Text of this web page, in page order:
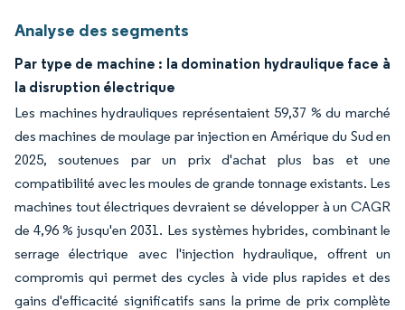
Analyse des segments
Par type de machine : la domination hydraulique face à
la disruption électrique
Les machines hydrauliques représentaient 59,37 % du marché
des machines de moulage par injection en Amérique du Sud en
2025, soutenues par un prix d'achat plus bas et une
compatibilité avec les moules de grande tonnage existants. Les
machines tout électriques devraient se développer à un CAGR
de 4,96 % jusqu'en 2031. Les systèmes hybrides, combinant le
serrage électrique avec l'injection hydraulique, offrent un
compromis qui permet des cycles à vide plus rapides et des
gains d'efficacité significatifs sans la prime de prix complète